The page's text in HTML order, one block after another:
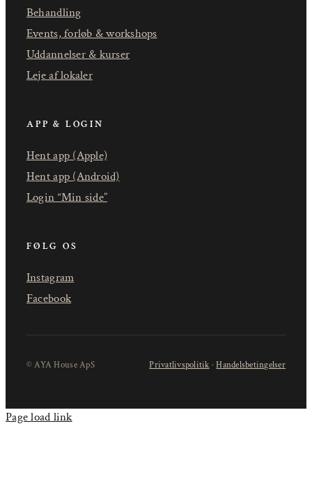
Behandling
Events, forløb & workshops
Uddannelser & kurser
Leje af lokaler
APP & LOGIN
Hent app (Apple)
Hent app (Android)
Login “Min side”
FØLG OS
Instagram
Facebook
© AYA House ApS Privatlivspolitik ·Handelsbetingelser
Page load link